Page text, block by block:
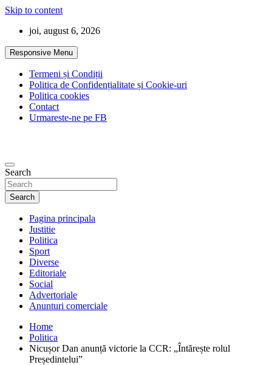
Skip to content
joi, august 6, 2026
Responsive Menu
Termeni și Condiții
Politica de Confidențialitate și Cookie-uri
Politica cookies
Contact
Urmareste-ne pe FB
Search
Search
Pagina principala
Justitie
Politica
Sport
Diverse
Editoriale
Social
Advertoriale
Anunturi comerciale
Home
Politica
Nicușor Dan anunță victorie la CCR: „Întărește rolul
Președintelui”